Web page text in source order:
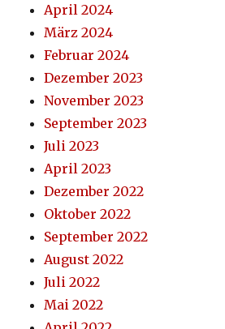
April 2024
März 2024
Februar 2024
Dezember 2023
November 2023
September 2023
Juli 2023
April 2023
Dezember 2022
Oktober 2022
September 2022
August 2022
Juli 2022
Mai 2022